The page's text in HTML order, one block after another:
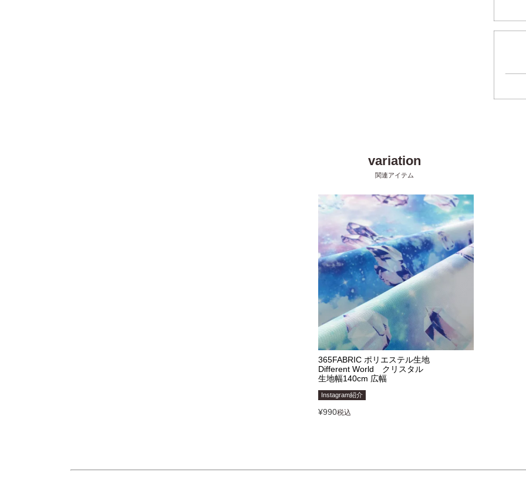
365FABRIC ポリエステル生地
Different World クリスタル
生地幅140cm 広幅
Instagram紹介
¥990税込